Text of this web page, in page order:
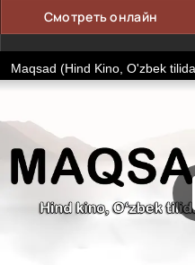
Смотреть онлайн